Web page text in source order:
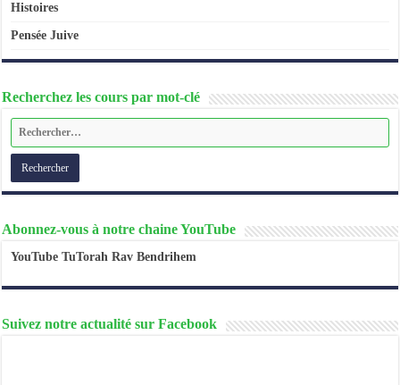
Histoires
Pensée Juive
Recherchez les cours par mot-clé
Abonnez-vous à notre chaine YouTube
YouTube TuTorah Rav Bendrihem
Suivez notre actualité sur Facebook